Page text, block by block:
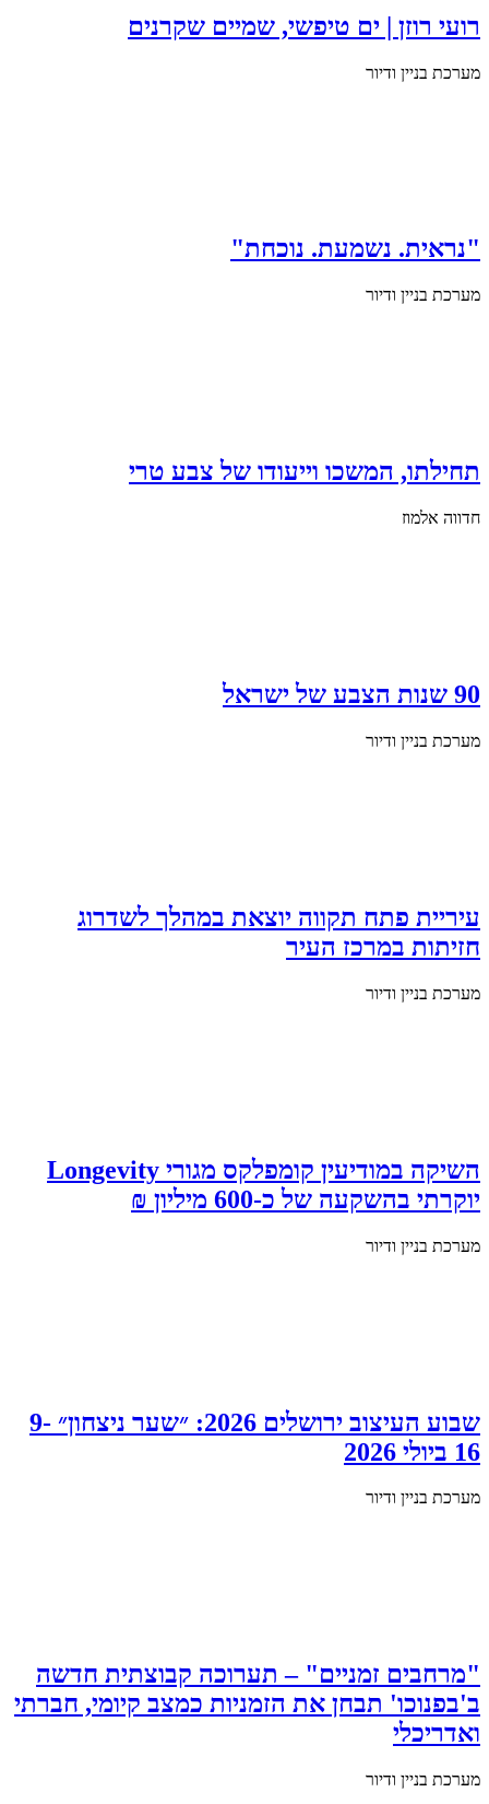
רועי רוזן | ים טיפשי, שמיים שקרנים
מערכת בניין ודיור
"נראית. נשמעת. נוכחת"
מערכת בניין ודיור
תחילתו, המשכו וייעודו של צבע טרי
חדווה אלמוז
90 שנות הצבע של ישראל
מערכת בניין ודיור
עיריית פתח תקווה יוצאת במהלך לשדרוג
חזיתות במרכז העיר
מערכת בניין ודיור
השיקה במודיעין קומפלקס מגורי Longevity
יוקרתי בהשקעה של כ-600 מיליון ₪
מערכת בניין ודיור
שבוע העיצוב ירושלים 2026: ״שער ניצחון״ 9-
16 ביולי 2026
מערכת בניין ודיור
"מרחבים זמניים" – תערוכה קבוצתית חדשה
ב'בפנוכו' תבחן את הזמניות כמצב קיומי, חברתי
ואדריכלי
מערכת בניין ודיור